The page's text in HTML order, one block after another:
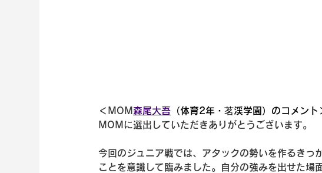
＜MOM 森尾大吾 （体育2年・茗渓学園）のコメント
MOMに選出していただきありがとうございます。
今回のジュニア戦では、アタックの勢いを作るきっ
ことを意識して臨みました。自分の強みを出せた